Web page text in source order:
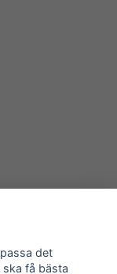
det
få bästa